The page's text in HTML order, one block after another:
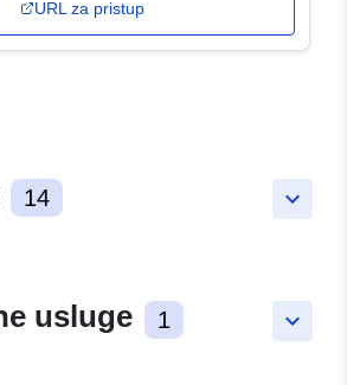
URL za pristup
keyboard_arrow_down
14
keyboard_arrow_down
usluge 1